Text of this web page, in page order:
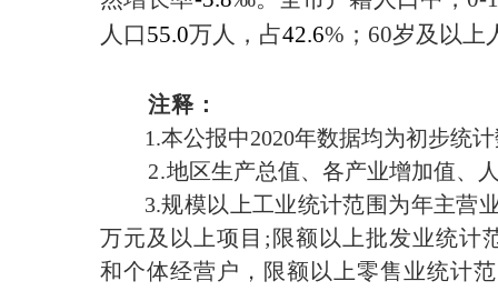
人口55.0万人，占42.6% ； 60岁及以上
注释：
1.本公报中2020年数据均为初步统
2.地区生产总值、各产业增加值、
3.规模以上工业统计范围为年主营
万元及以上项目 ; 限额以上批发业统计
和个体经营户，限额以上零售业统计